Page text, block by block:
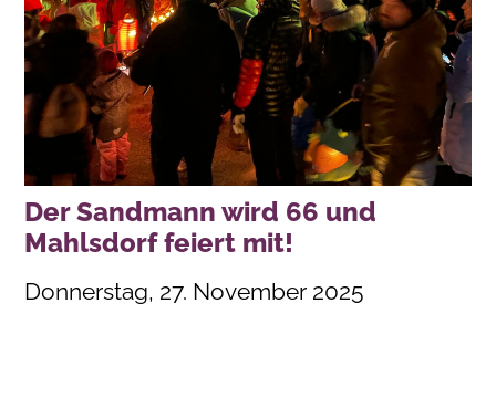
Der Sandmann wird 66 und
Mahlsdorf feiert mit!
Donnerstag, 27. November 2025